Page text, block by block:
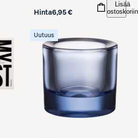
Hinta6,95 €
Lisää
ostoskoriin
Uutuus